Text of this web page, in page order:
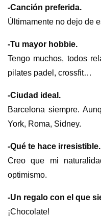
-Canción preferida.
Últimamente no dejo de
-Tu mayor hobbie.
Tengo muchos, todos
pilates padel, crossfit…
-Ciudad ideal.
Barcelona siempre.
York, Roma, Sidney.
-Qué te hace irresistible.
Creo que mi
optimismo.
-Un regalo con el que
¡Chocolate!